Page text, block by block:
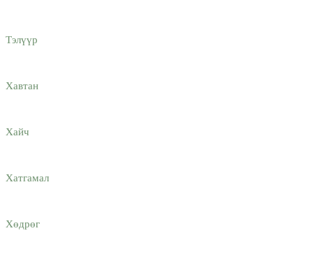
Тэлүүр
Хавтан
Хайч
Хатгамaл
Хөдрөг